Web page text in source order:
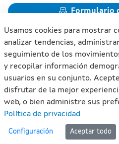
Formulario
Xunta de Galicia. Información
internet por la Xunta de Galicia
Atención a la ciudadanía
Accesibilidad
Usamos cookies para mostrar
analizar tendencias,
seguimiento de los
y recopilar información
usuarios en su conjunto.
disfrutar de la mejor
web, o bien administre sus
Política de privacidad
Configuración Aceptar todo